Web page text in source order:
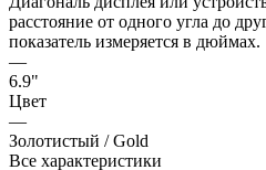
расстояние от одного угла до
показатель измеряется в дюймах.
—
6.9"
Цвет
—
Золотистый / Gold
Все характеристики